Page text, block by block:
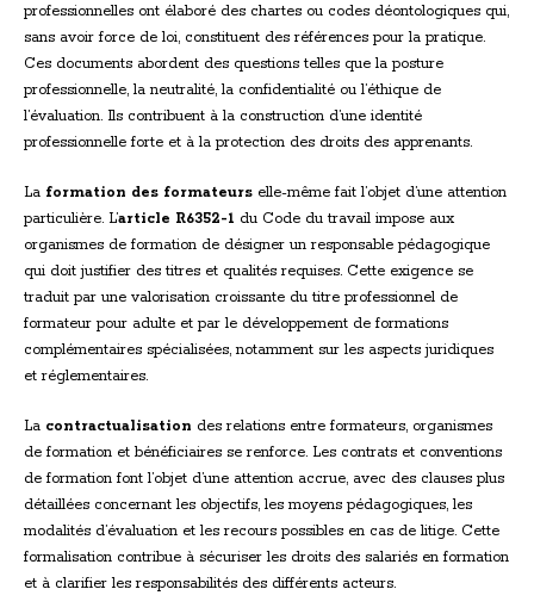
professionnelles ont élaboré des chartes ou codes déontologiques qui,
sans avoir force de loi, constituent des références pour la pratique.
Ces documents abordent des questions telles que la posture
professionnelle, la neutralité, la confidentialité ou l’éthique de
l’évaluation. Ils contribuent à la construction d’une identité
professionnelle forte et à la protection des droits des apprenants.
La formation des formateurs elle-même fait l’objet d’une attention
particulière. L’article R6352-1 du Code du travail impose aux
organismes de formation de désigner un responsable pédagogique
qui doit justifier des titres et qualités requises. Cette exigence se
traduit par une valorisation croissante du titre professionnel de
formateur pour adulte et par le développement de formations
complémentaires spécialisées, notamment sur les aspects juridiques
et réglementaires.
La contractualisation des relations entre formateurs, organismes
de formation et bénéficiaires se renforce. Les contrats et conventions
de formation font l’objet d’une attention accrue, avec des clauses plus
détaillées concernant les objectifs, les moyens pédagogiques, les
modalités d’évaluation et les recours possibles en cas de litige. Cette
formalisation contribue à sécuriser les droits des salariés en formation
et à clarifier les responsabilités des différents acteurs.